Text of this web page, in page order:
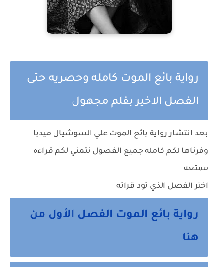
رواية بائع الموت كامله وحصريه حتى
الفصل الاخير بقلم مجهول
بعد انتشار رواية بائع الموت علي السوشيال ميديا
وفرناها لكم كامله جميع الفصول نتمني لكم قراءه
ممتعه
اختر الفصل الذي تود قراته
رواية بائع الموت الفصل الأول من
هنا